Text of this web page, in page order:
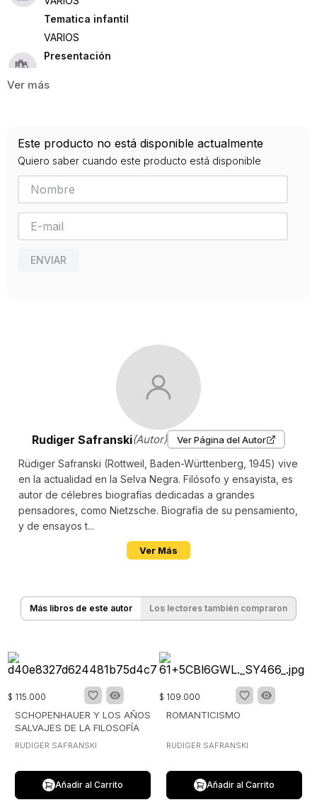
Tematica infantil
VARIOS
Presentación
9788490661475
Editorial
AUSTRAL
Año de publicación
2015
Traductor
Raúl Gabás
Este producto no está disponible actualmente
Quiero saber cuando este producto está disponible
ENVIAR
Rudiger Safranski(Autor) Ver Página del Autor
Rüdiger Safranski (Rottweil, Baden-Württenberg, 1945) vive
en la actualidad en la Selva Negra. Filósofo y ensayista, es
autor de célebres biografías dedicadas a grandes
pensadores, como Nietzsche. Biografía de su pensamiento,
y de ensayos t...
Ver Más
Más libros de este autor Los lectores también compraron
$ 115.000
SCHOPENHAUER Y LOS AÑOS
SALVAJES DE LA FILOSOFÍA
RUDIGER SAFRANSKI
Añadir al Carrito
$ 109.000
ROMANTICISMO
RUDIGER SAFRANSKI
Añadir al Carrito